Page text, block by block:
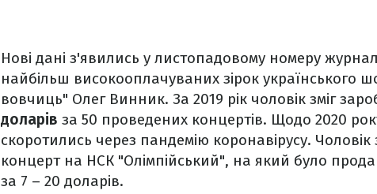
Нові дані з'явились у листопадовому номеру
найбільш високооплачуваних зірок українського
вовчиць" Олег Винник. За 2019 рік чоловік зміг
доларів за 50 проведених концертів. Щодо 2020
скоротились через пандемію коронавірусу.
концерт на НСК "Олімпійський", на який було
за 7 – 20 доларів.